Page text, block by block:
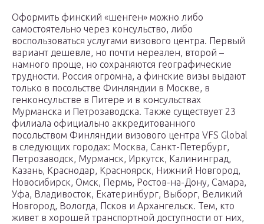
Оформить финский «шенген» можно либо
самостоятельно через консульство, либо
воспользоваться услугами визового центра. Первый
вариант дешевле, но почти нереален, второй –
намного проще, но сохраняются географические
трудности. Россия огромна, а финские визы выдают
только в посольстве Финляндии в Москве, в
генконсульстве в Питере и в консульствах
Мурманска и Петрозаводска. Также существует 23
филиала официально аккредитованного
посольством Финляндии визового центра VFS Global
в следующих городах: Москва, Санкт-Петербург,
Петрозаводск, Мурманск, Иркутск, Калининград,
Казань, Краснодар, Красноярск, Нижний Новгород,
Новосибирск, Омск, Пермь, Ростов-на-Дону, Самара,
Уфа, Владивосток, Екатеринбург, Выборг, Великий
Новгород, Вологда, Псков и Архангельск. Тем, кто
живет в хорошей транспортной доступности от них,